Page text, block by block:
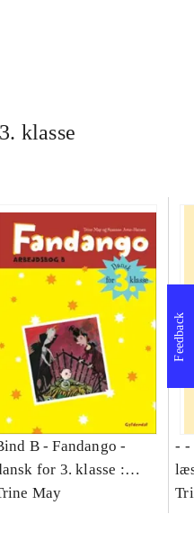
klasse
B -Fandango -
for 3. klasse :
-- Arbejdsbog.
May
- -
-
Feedback